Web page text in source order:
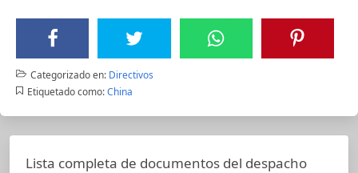
Categorizado en: Directivos
Etiquetado como: China
Lista completa de documentos del despacho